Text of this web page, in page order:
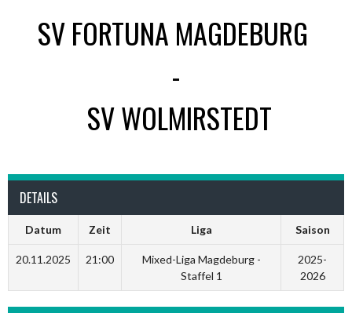
SV FORTUNA MAGDEBURG
-
SV WOLMIRSTEDT
DETAILS
Datum Zeit Liga Saison
20.11.2025 21:00
Mixed-Liga Magdeburg -
Staffel 1
2025-
2026